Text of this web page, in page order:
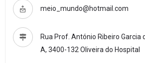
meio_mundo@hotmail.com
Rua Prof. António Ribeiro Garcia
A, 3400-132 Oliveira do Hospital